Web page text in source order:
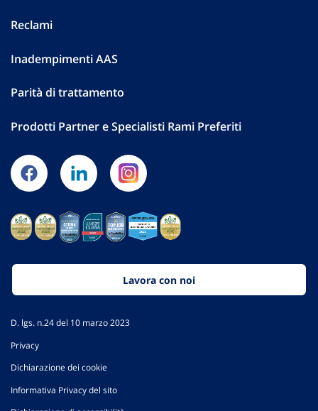
Reclami
Inadempimenti AAS
Parità di trattamento
Prodotti Partner e Specialisti Rami Preferiti
Lavora con noi
D. lgs. n.24 del 10 marzo 2023
Privacy
Dichiarazione dei cookie
Informativa Privacy del sito